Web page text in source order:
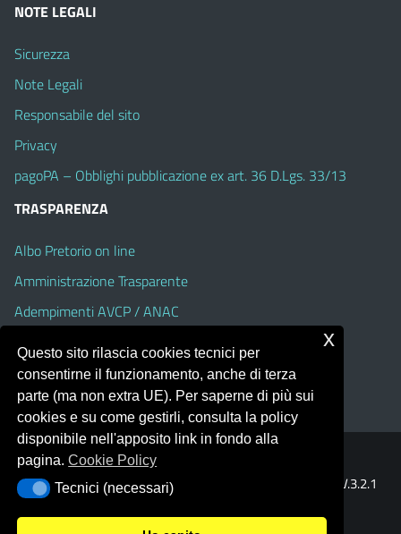
NOTE LEGALI
Sicurezza
Note Legali
Responsabile del sito
Privacy
pagoPA – Obblighi pubblicazione ex art. 36 D.Lgs. 33/13
TRASPARENZA
Albo Pretorio on line
Amministrazione Trasparente
Adempimenti AVCP / ANAC
Accesso Civico
Dichiarazione di accessibilità
Portale realizzato con la piattaforma
Template Italia configurato sul tema accessibile
V.3.2.1
(Alioth)
Questo sito rilascia cookies tecnici per
consentirne il funzionamento, anche di terza
parte (ma non extra UE). Per saperne di più sui
cookies e su come gestirli, consulta la policy
disponibile nell'apposito link in fondo alla
pagina.Cookie Policy
Tecnici (necessari)
Tecnici (necessari)
x